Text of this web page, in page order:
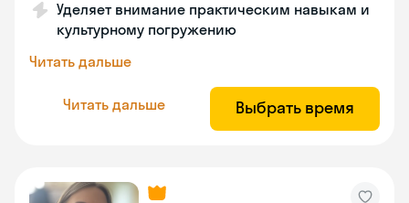
Уделяет внимание практическим навыкам и
культурному погружению
Читать дальше
Читать дальше Выбрать время